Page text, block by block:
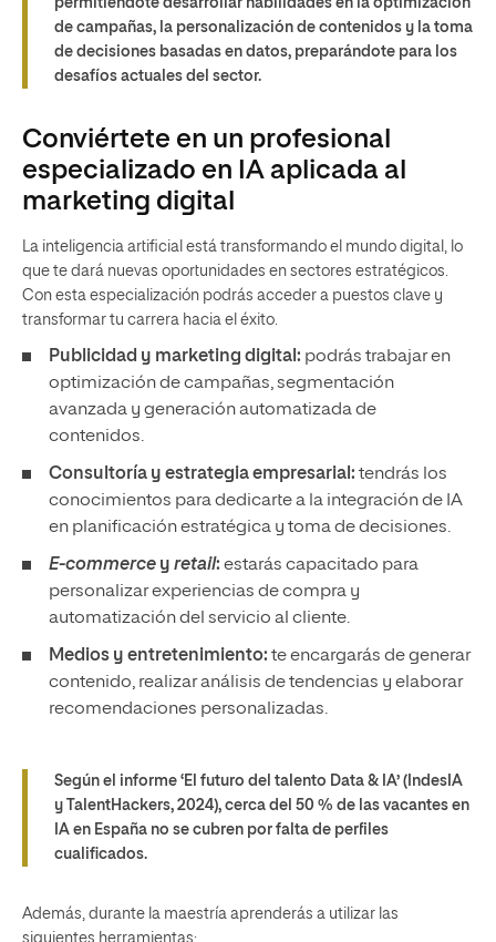
permitiéndote desarrollar habilidades en la optimización
de campañas, la personalización de contenidos y la toma
de decisiones basadas en datos, preparándote para los
desafíos actuales del sector.
Conviértete en un profesional
especializado en IA aplicada al
marketing digital
La inteligencia artificial está transformando el mundo digital, lo
que te dará nuevas oportunidades en sectores estratégicos.
Con esta especialización podrás acceder a puestos clave y
transformar tu carrera hacia el éxito.
Publicidad y marketing digital: podrás trabajar en
optimización de campañas, segmentación
avanzada y generación automatizada de
contenidos.
Consultoría y estrategia empresarial: tendrás los
conocimientos para dedicarte a la integración de IA
en planificación estratégica y toma de decisiones.
E-commerce y retail: estarás capacitado para
personalizar experiencias de compra y
automatización del servicio al cliente.
Medios y entretenimiento: te encargarás de generar
contenido, realizar análisis de tendencias y elaborar
recomendaciones personalizadas.
Según el informe ‘El futuro del talento Data & IA’ (IndesIA
y TalentHackers, 2024), cerca del 50 % de las vacantes en
IA en España no se cubren por falta de perfiles
cualificados.
Además, durante la maestría aprenderás a utilizar las
siguientes herramientas: